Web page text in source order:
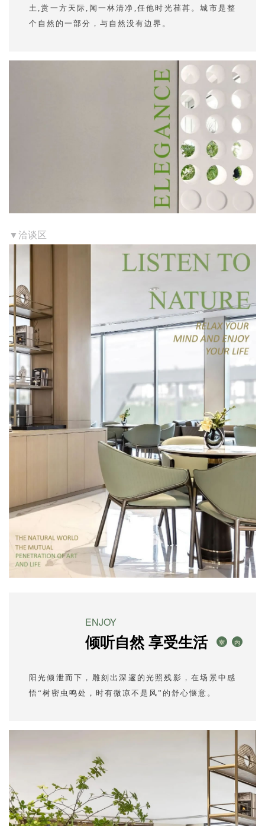
土,赏一方天际,闻一林清净,任他时光荏苒。城市是整
个自然的一部分，与自然没有边界。
▼洽谈区
ENJOY
倾听自然 享受生活 室 内
阳光倾泄而下，雕刻出深邃的光照残影，在场景中感
悟“树密虫鸣处，时有微凉不是风”的舒心惬意。